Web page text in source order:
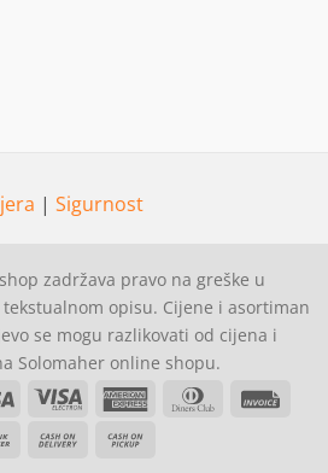
| Sigurnost
zadržava pravo na greške u
opisu. Cijene i asortiman
se mogu razlikovati od cijena i
Solomaher online shopu.
Visa
Visa
American Dinners
Bank
Cash